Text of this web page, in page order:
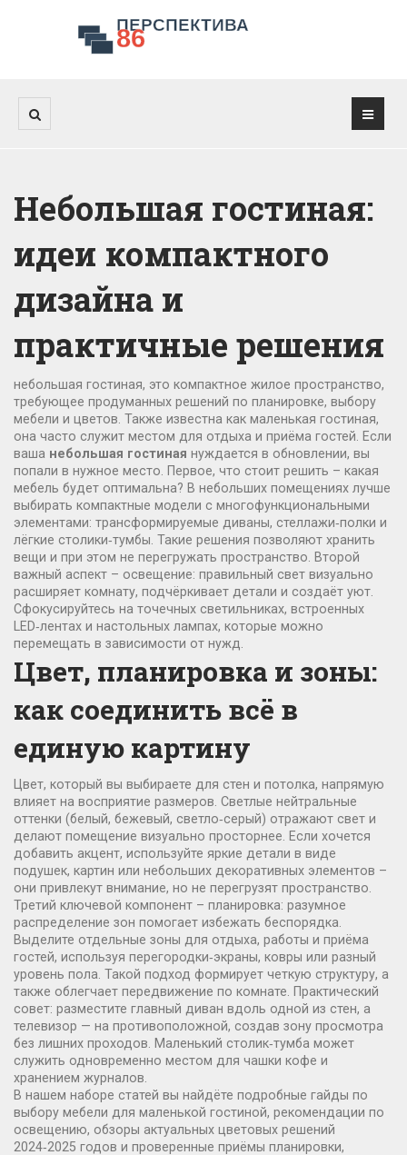
Небольшая гостиная:
идеи компактного
дизайна и
практичные решения
небольшая гостиная, это компактное жилое пространство,
требующее продуманных решений по планировке, выбору
мебели и цветов . Также известна как маленькая гостиная,
она часто служит местом для отдыха и приёма гостей.
Если
ваша небольшая гостиная нуждается в обновлении, вы
попали в нужное место. Первое, что стоит решить – какая
мебель будет оптимальна? В небольших помещениях лучше
выбирать компактные модели с многофункциональными
элементами: трансформируемые диваны, стеллажи‑полки и
лёгкие столики‑тумбы. Такие решения позволяют хранить
вещи и при этом не перегружать пространство. Второй
важный аспект – освещение: правильный свет визуально
расширяет комнату, подчёркивает детали и создаёт уют.
Сфокусируйтесь на точечных светильниках, встроенных
LED‑лентах и настольных лампах, которые можно
перемещать в зависимости от нужд.
Цвет, планировка и зоны:
как соединить всё в
единую картину
Цвет, который вы выбираете для стен и потолка, напрямую
влияет на восприятие размеров. Светлые нейтральные
оттенки (белый, бежевый, светло‑серый) отражают свет и
делают помещение визуально просторнее. Если хочется
добавить акцент, используйте яркие детали в виде
подушек, картин или небольших декоративных элементов –
они привлекут внимание, но не перегрузят пространство.
Третий ключевой компонент – планировка: разумное
распределение зон помогает избежать беспорядка.
Выделите отдельные зоны для отдыха, работы и приёма
гостей, используя перегородки‑экраны, ковры или разный
уровень пола. Такой подход формирует четкую структуру, а
также облегчает передвижение по комнате. Практический
совет: разместите главный диван вдоль одной из стен, а
телевизор — на противоположной, создав зону просмотра
без лишних проходов. Маленький столик‑тумба может
служить одновременно местом для чашки кофе и
хранением журналов.
В нашем наборе статей вы найдёте подробные гайды по
выбору мебели для маленькой гостиной, рекомендации по
освещению, обзоры актуальных цветовых решений
2024‑2025 годов и проверенные приёмы планировки,